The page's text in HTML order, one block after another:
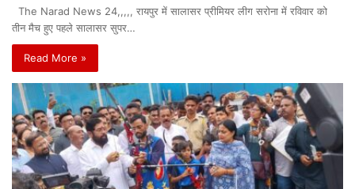
The Narad News 24,,,,, रायपुर में सालासर प्रीमियर लीग सरोना में रविवार को
तीन मैच हुए पहले सालासर सुपर…
Read More »